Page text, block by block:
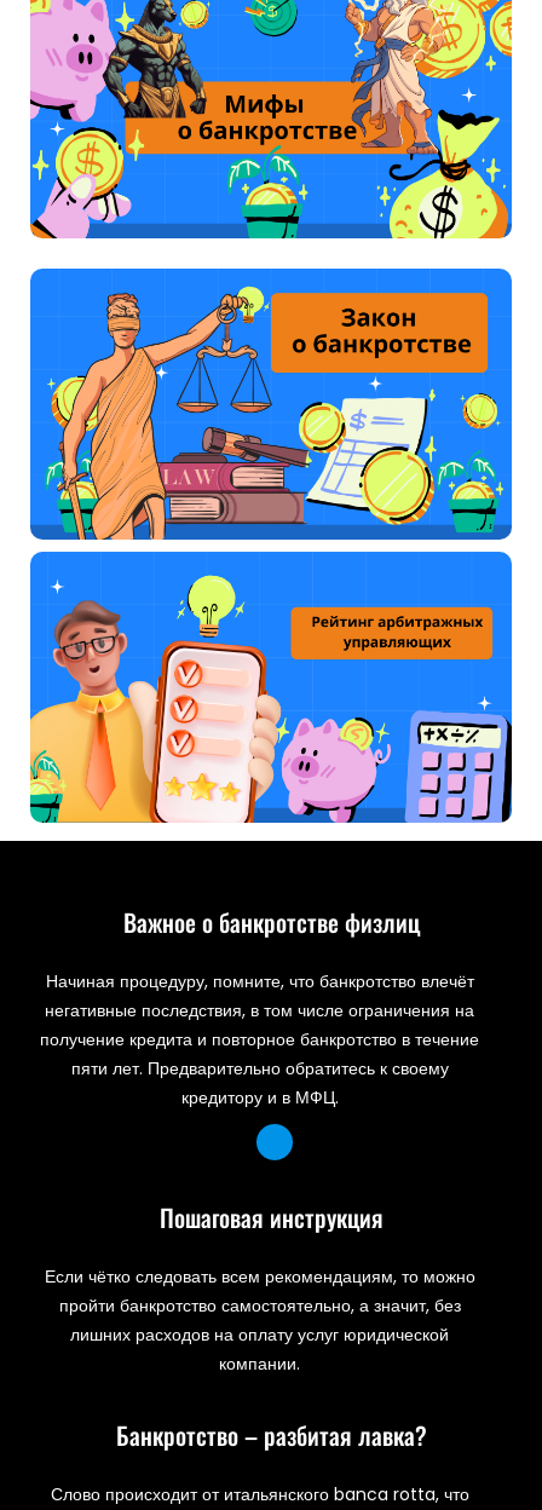
Важное о банкротстве физлиц
Начиная процедуру, помните, что банкротство влечёт
негативные последствия, в том числе ограничения на
получение кредита и повторное банкротство в течение
пяти лет. Предварительно обратитесь к своему
кредитору и в МФЦ.
Пошаговая инструкция
Если чётко следовать всем рекомендациям, то можно
пройти банкротство самостоятельно, а значит, без
лишних расходов на оплату услуг юридической
компании.
Банкротство – разбитая лавка?
Слово происходит от итальянского banca rotta, что